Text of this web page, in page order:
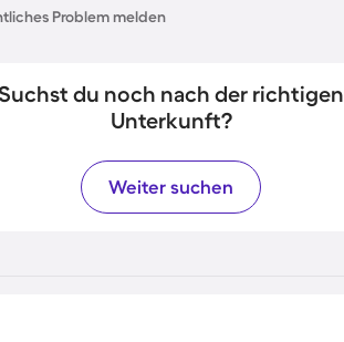
Problem melden
du noch nach der richtigen
Unterkunft?
Weiter suchen